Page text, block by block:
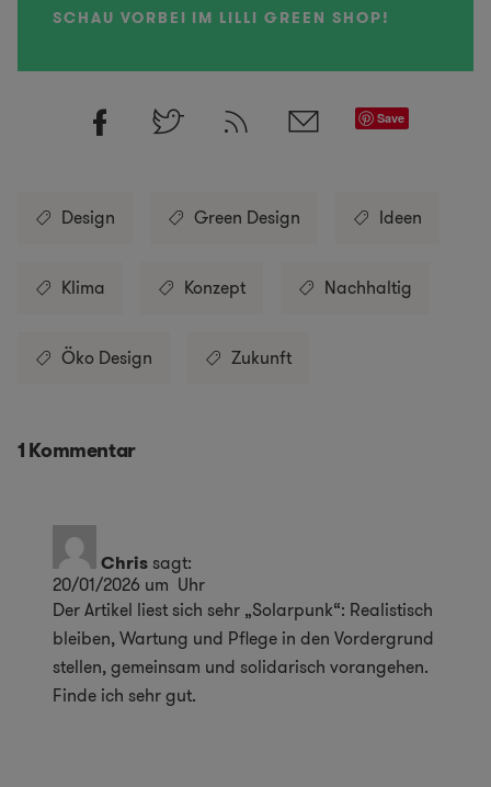
SCHAU VORBEI IM LILLI GREEN SHOP!
Save
Design Green Design Ideen
Klima Konzept Nachhaltig
Öko Design Zukunft
1 Kommentar
Chrissagt:
20/01/2026 um Uhr
Der Artikel liest sich sehr „Solarpunk“: Realistisch
bleiben, Wartung und Pflege in den Vordergrund
stellen, gemeinsam und solidarisch vorangehen.
Finde ich sehr gut.